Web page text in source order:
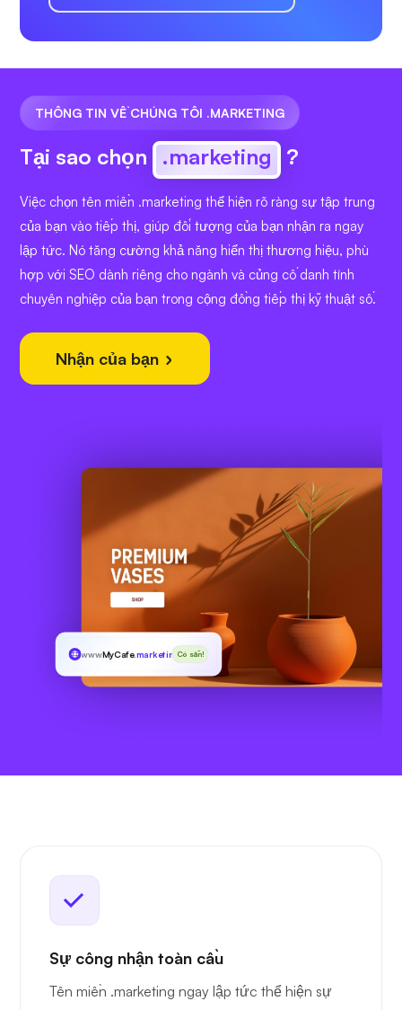
THÔNG TIN VỀ CHÚNG TÔI .MARKETING
Tại sao chọn .marketing ?
Việc chọn tên miền .marketing thể hiện rõ ràng sự tập trung
của bạn vào tiếp thị, giúp đối tượng của bạn nhận ra ngay
lập tức. Nó tăng cường khả năng hiển thị thương hiệu, phù
hợp với SEO dành riêng cho ngành và củng cố danh tính
chuyên nghiệp của bạn trong cộng đồng tiếp thị kỹ thuật số.
Nhận của bạn
wwwMyCafe.marketingCó sẵn!
Sự công nhận toàn cầu
Tên miền .marketing ngay lập tức thể hiện sự